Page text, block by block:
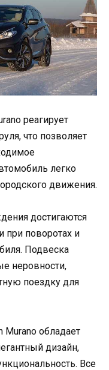
реагирует
что позволяет
легко
движения.
достигаются
при поворотах и
Подвеска
неровности,
поездку для
Murano обладает
дизайн,
Все